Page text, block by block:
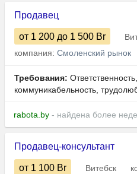
Продавец
от 1 200 до 1 500 Br
компания: Смоленский рынок
Требования:
коммуникабельность,
rabota.by - найдена более
Продавец-консультант
от 1 100 Br Витебск